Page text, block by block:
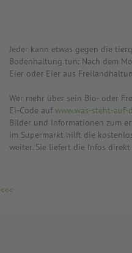
Jeder kann etwas gegen die
Bodenhaltung tun: Nach dem
Eier oder Eier aus
Wer mehr über sein Bio- oder
Ei-Code aufwww.was-steht-auf-
Bilder und Informationen zum
im Supermarkt hilft die
weiter. Sie liefert die Infos direkt
<<<